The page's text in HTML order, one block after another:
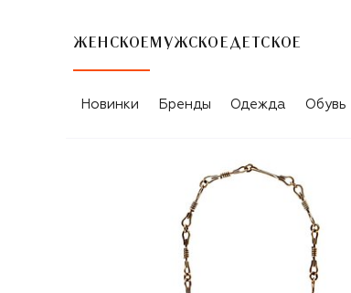
ЖЕНСКОЕ МУЖСКОЕ ДЕТСКОЕ
Новинки Бренды Одежда Обувь